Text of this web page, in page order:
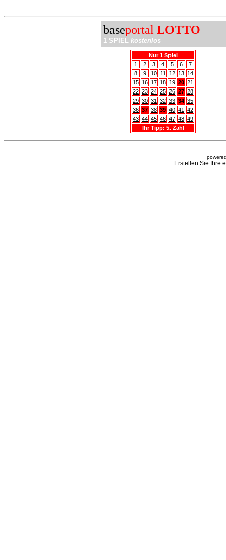
baseportal LOTTO
1 SPIEL kostenlos
Nur 1 Spiel
1
2 3 4 5 6
7
8
9 10 11 12 13 14
15 16 17 18 19 20 21
22 23 24 25 26 27 28
29 30 31 32 33 34 35
36 37 38 39 40 41
42
43 44 45 46 47 48 49
Ihr Tipp: 5. Zahl
Erstellen Sie Ihre